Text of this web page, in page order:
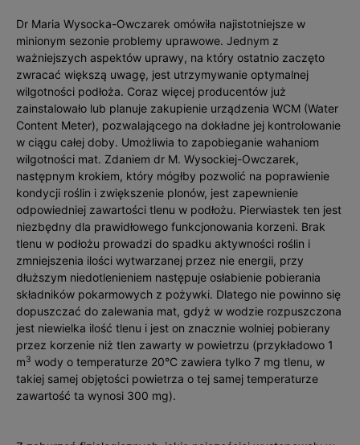
Dr Maria Wysocka-Owczarek omówiła najistotniejsze w
minionym sezonie problemy uprawowe. Jednym z
ważniejszych aspektów uprawy, na który ostatnio zaczęto
zwracać większą uwagę, jest utrzymywanie optymalnej
wilgotności podłoża. Coraz więcej producentów już
zainstalowało lub planuje zakupienie urządzenia WCM (Water
Content Meter), pozwalającego na dokładne jej kontrolowanie
w ciągu całej doby. Umożliwia to zapobieganie wahaniom
wilgotności mat. Zdaniem dr M. Wysockiej-Owczarek,
następnym krokiem, który mógłby pozwolić na poprawienie
kondycji roślin i zwiększenie plonów, jest zapewnienie
odpowiedniej zawartości tlenu w podłożu. Pierwiastek ten jest
niezbędny dla prawidłowego funkcjonowania korzeni. Brak
tlenu w podłożu prowadzi do spadku aktywności roślin i
zmniejszenia ilości wytwarzanej przez nie energii, przy
dłuższym niedotlenieniem następuje osłabienie pobierania
składników pokarmowych z pożywki. Dlatego nie powinno się
dopuszczać do zalewania mat, gdyż w wodzie rozpuszczona
jest niewielka ilość tlenu i jest on znacznie wolniej pobierany
przez korzenie niż tlen zawarty w powietrzu (przykładowo 1
m3 wody o temperaturze 20°C zawiera tylko 7 mg tlenu, w
takiej samej objętości powietrza o tej samej temperaturze
zawartość ta wynosi 300 mg).